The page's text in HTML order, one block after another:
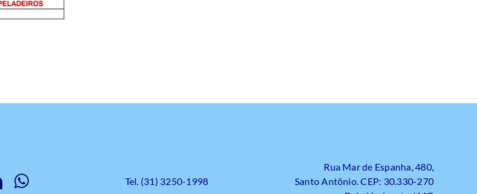
Tel. (31) 3250-1998
Rua Mar de Espanha, 480,
Santo Antônio. CEP: 30.330-270